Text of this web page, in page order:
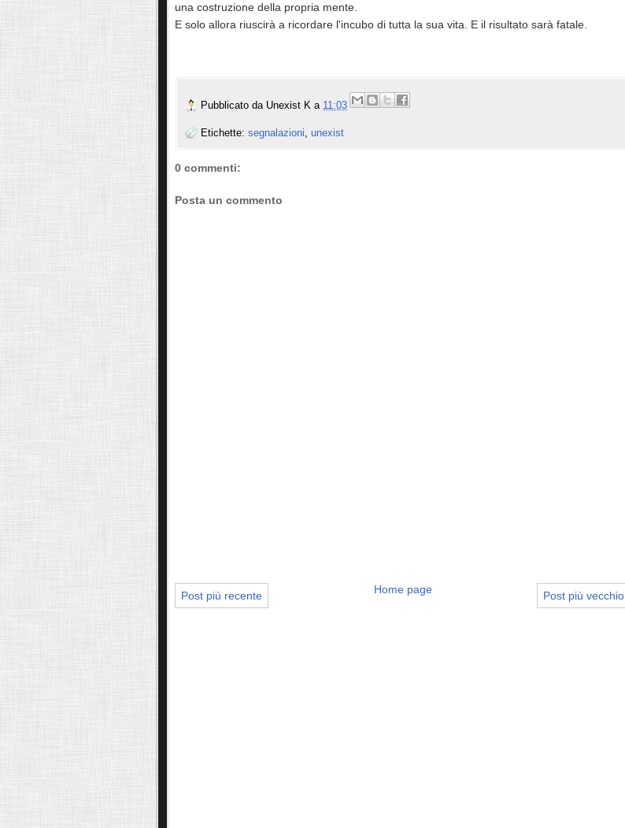
una costruzione della propria mente.
E solo allora riuscirà a ricordare l'incubo di tutta la sua vita. E il risultato sarà fatale.
Pubblicato da Unexist K a 11:03
Etichette: segnalazioni unexist
0 commenti:
Posta un commento
Post più recente Post più vecchio
Home page